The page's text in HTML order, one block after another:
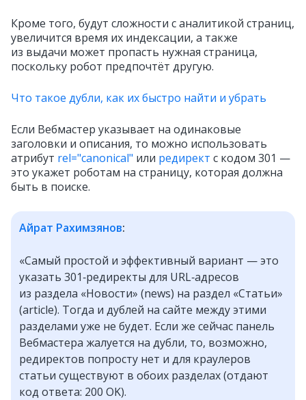
Кроме того, будут сложности с аналитикой страниц,
увеличится время их индексации, а также
из выдачи может пропасть нужная страница,
поскольку робот предпочтёт другую.
Что такое дубли, как их быстро найти и убрать
Если Вебмастер указывает на одинаковые
заголовки и описания, то можно использовать
атрибут rel="canonical" или редирект с кодом 301 —
это укажет роботам на страницу, которая должна
быть в поиске.
Айрат Рахимзянов:
«Самый простой и эффективный вариант — это
указать 301‑редиректы для URL‑адресов
из раздела «Новости» (news) на раздел «Статьи»
(article). Тогда и дублей на сайте между этими
разделами уже не будет. Если же сейчас панель
Вебмастера жалуется на дубли, то, возможно,
редиректов попросту нет и для краулеров
статьи существуют в обоих разделах (отдают
код ответа: 200 OK).